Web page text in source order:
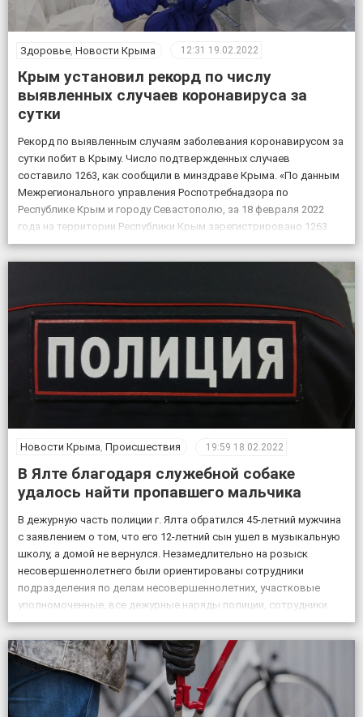
Здоровье Новости Крыма 12:31 19.02.2022
Крым установил рекорд по числу
выявленных случаев коронавируса за
сутки
Рекорд по выявленным случаям заболевания коронавирусом за
сутки побит в Крыму. Число подтвержденных случаев
составило 1263, как сообщили в минздраве Крыма. «По данным
Межрегионального управления Роспотребнадзора по
Республике Крым и городу Севастополю, за 18 февраля 2022
года на территории Республики Крым зарегистрировано 1263
случая новой коронавирусной инфекции, всего выявлено 151605
положительных на COVID-19», – по […]
Новости Крыма, Происшествия 19:59 18.02.2022
В Ялте благодаря служебной собаке
удалось найти пропавшего мальчика
В дежурную часть полиции г. Ялта обратился 45-летний мужчина
с заявлением о том, что его 12-летний сын ушел в музыкальную
школу, а домой не вернулся. Незамедлительно на розыск
несовершеннолетнего были ориентированы сотрудники
подразделения по делам несовершеннолетних, участковые
уполномоченные, все дежурные наряды полиции, сотрудники
патрульной постовой службы, ГИБДД, уголовного розыска.
Также к поисковым мероприятиям привлекли кинолога […]